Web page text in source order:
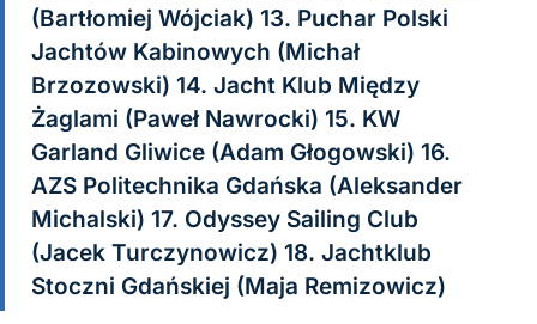
(Bartłomiej Wójciak) 13. Puchar Polski
Jachtów Kabinowych (Michał
Brzozowski) 14. Jacht Klub Między
Żaglami (Paweł Nawrocki) 15. KW
Garland Gliwice (Adam Głogowski) 16.
AZS Politechnika Gdańska (Aleksander
Michalski) 17. Odyssey Sailing Club
(Jacek Turczynowicz) 18. Jachtklub
Stoczni Gdańskiej (Maja Remizowicz)